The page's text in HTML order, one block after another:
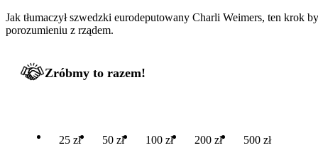
Jak tłumaczył szwedzki eurodeputowany Charli Weimers, ten krok
porozumieniu z rządem.
Zróbmy to razem!
25 zł 50 zł 100 zł 200 zł 500 zł